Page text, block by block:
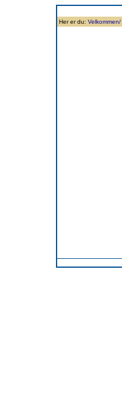
Her er du: Velkommen/